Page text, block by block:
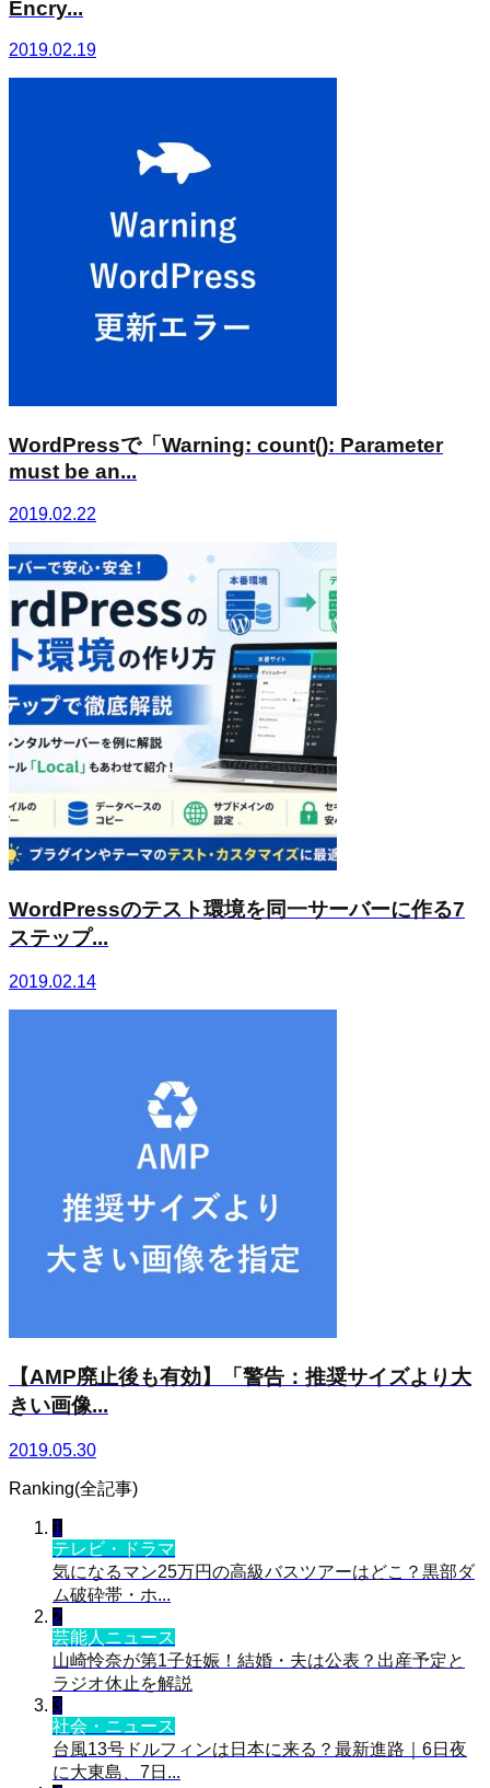
Encry...
2019.02.19
WordPressで「Warning: count(): Parameter
must be an...
2019.02.22
WordPressのテスト環境を同一サーバーに作る7
ステップ...
2019.02.14
【AMP廃止後も有効】「警告：推奨サイズより大
きい画像...
2019.05.30
Ranking(全記事)
1
テレビ・ドラマ
気になるマン25万円の高級バスツアーはどこ？黒部ダ
ム破砕帯・ホ...
2
芸能人ニュース
山崎怜奈が第1子妊娠！結婚・夫は公表？出産予定と
ラジオ休止を解説
3
社会・ニュース
台風13号ドルフィンは日本に来る？最新進路｜6日夜
に大東島、7日...